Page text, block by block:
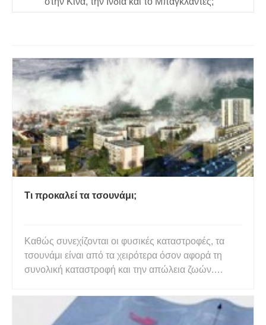
Τι προκαλεί τα τσουνάμι;
Καθώς συνεχίζονται οι φυσικές καταστροφές, τα
τσουνάμι είναι από τα χειρότερα όσον αφορά τη
συνολική καταστροφή και την απώλεια ζωών.
να καταστρέφουν ξαφνικά μια μεγάλη περιοχή. Τα
τελευταία χρόνια τεράστια τσουνάμι έχουν